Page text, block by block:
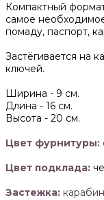
Компактный
самое
помаду, паспорт,
Застёгивается на
ключей.
Ширина - 9 см.
Длина - 16 см.
Высота - 20 см.
Цвет фурнитуры:
Цвет подклада:
Застежка: карабин